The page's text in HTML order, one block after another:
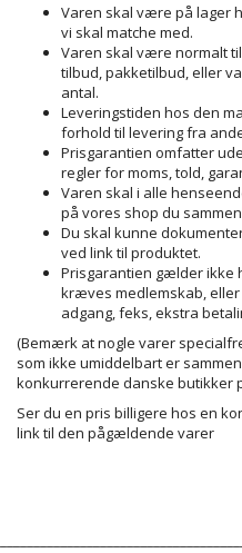
Varen skal være på lager
vi skal matche med.
Varen skal være normalt
tilbud, pakketilbud, eller
antal.
Leveringstiden hos den
forhold til levering fra
Prisgarantien omfatter
regler for moms, told,
Varen skal i alle
på vores shop du
Du skal kunne
ved link til produktet.
Prisgarantien gælder ikke
kræves medlemskab,
adgang, feks, ekstra
(Bemærk at nogle varer
som ikke umiddelbart er
konkurrerende danske butikker
Ser du en pris billigere hos en
link til den pågældende varer